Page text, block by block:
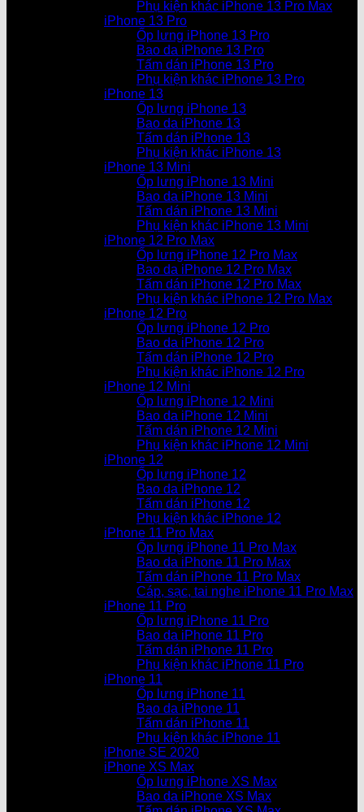
Phụ kiện khác iPhone 13 Pro Max
iPhone 13 Pro
Ốp lưng iPhone 13 Pro
Bao da iPhone 13 Pro
Tấm dán iPhone 13 Pro
Phụ kiện khác iPhone 13 Pro
iPhone 13
Ốp lưng iPhone 13
Bao da iPhone 13
Tấm dán iPhone 13
Phụ kiện khác iPhone 13
iPhone 13 Mini
Ốp lưng iPhone 13 Mini
Bao da iPhone 13 Mini
Tấm dán iPhone 13 Mini
Phụ kiện khác iPhone 13 Mini
iPhone 12 Pro Max
Ốp lưng iPhone 12 Pro Max
Bao da iPhone 12 Pro Max
Tấm dán iPhone 12 Pro Max
Phụ kiện khác iPhone 12 Pro Max
iPhone 12 Pro
Ốp lưng iPhone 12 Pro
Bao da iPhone 12 Pro
Tấm dán iPhone 12 Pro
Phụ kiện khác iPhone 12 Pro
iPhone 12 Mini
Ốp lưng iPhone 12 Mini
Bao da iPhone 12 Mini
Tấm dán iPhone 12 Mini
Phụ kiện khác iPhone 12 Mini
iPhone 12
Ốp lưng iPhone 12
Bao da iPhone 12
Tấm dán iPhone 12
Phụ kiện khác iPhone 12
iPhone 11 Pro Max
Ốp lưng iPhone 11 Pro Max
Bao da iPhone 11 Pro Max
Tấm dán iPhone 11 Pro Max
Cáp, sạc, tai nghe iPhone 11 Pro Max
iPhone 11 Pro
Ốp lưng iPhone 11 Pro
Bao da iPhone 11 Pro
Tấm dán iPhone 11 Pro
Phụ kiện khác iPhone 11 Pro
iPhone 11
Ốp lưng iPhone 11
Bao da iPhone 11
Tấm dán iPhone 11
Phụ kiện khác iPhone 11
iPhone SE 2020
iPhone XS Max
Ốp lưng iPhone XS Max
Bao da iPhone XS Max